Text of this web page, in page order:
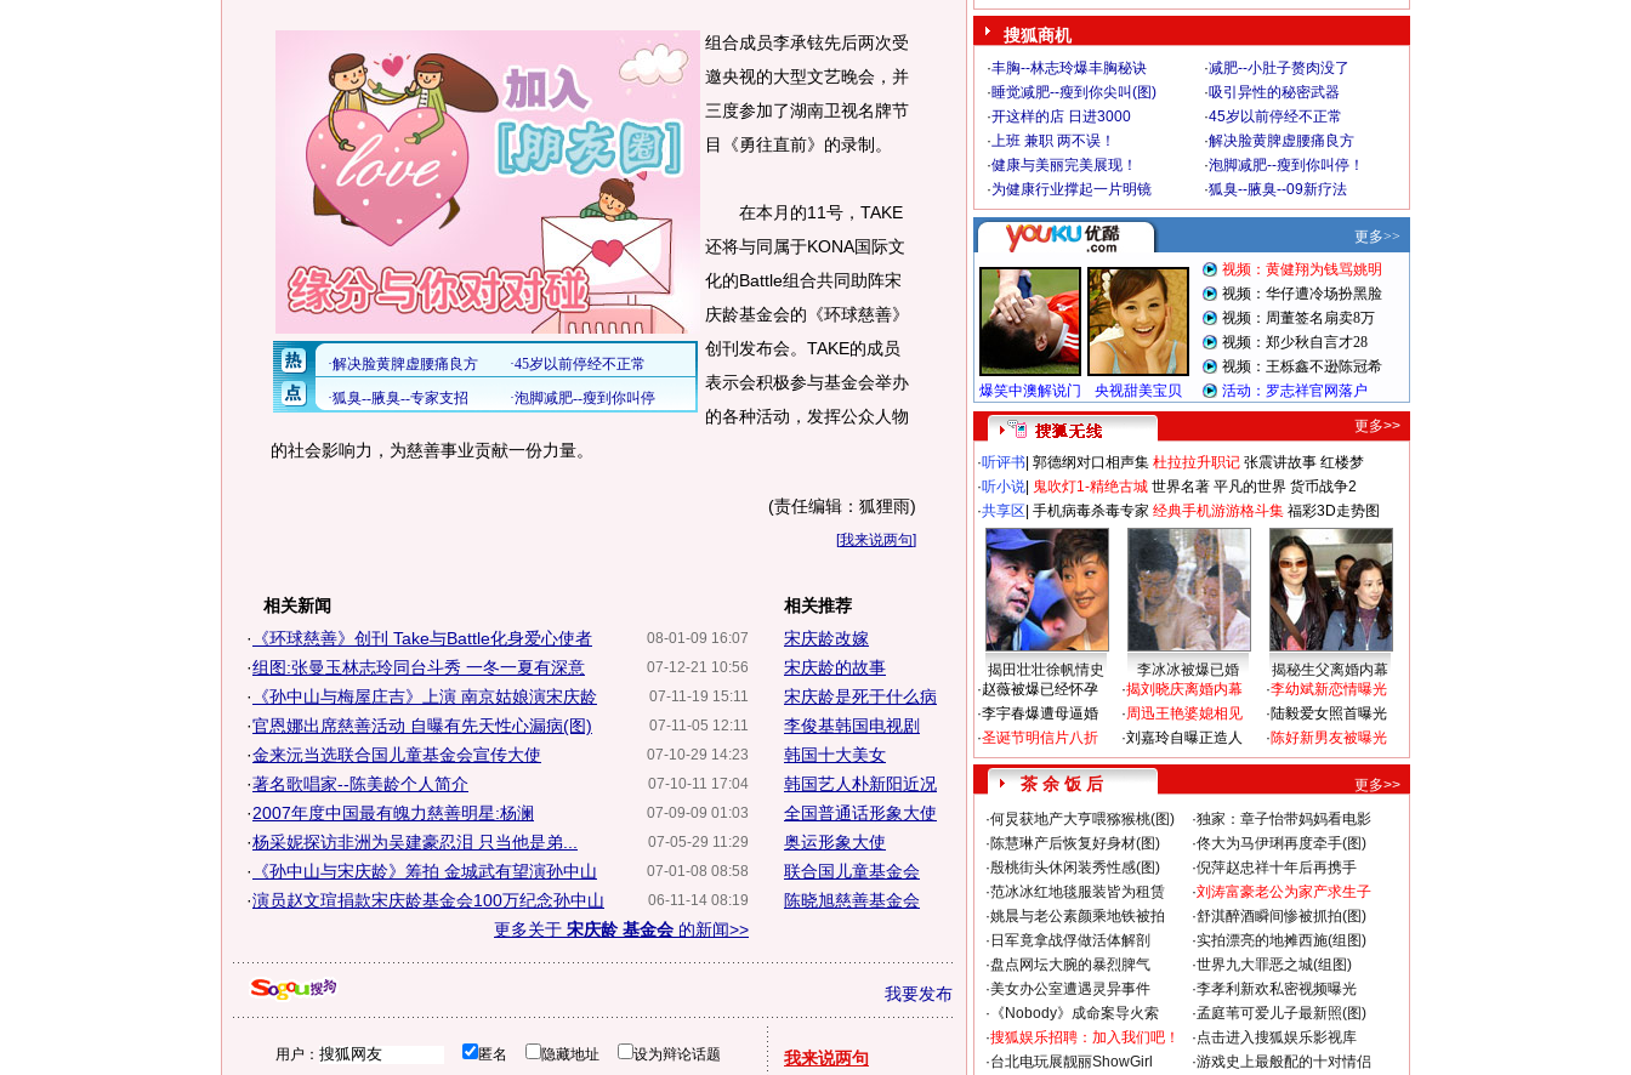
组合成员李承铉先后两次受
邀央视的大型文艺晚会，并
三度参加了湖南卫视名牌节
目《勇往直前》的录制。
在本月的11号，TAKE
还将与同属于KONA国际文
化的Battle组合共同助阵宋
庆龄基金会的《环球慈善》
创刊发布会。TAKE的成员
表示会积极参与基金会举办
的各种活动，发挥公众人物
的社会影响力，为慈善事业贡献一份力量。
(责任编辑：狐狸雨)
[我来说两句]
相关新闻
08-01-09 16:07
· 《环球慈善》创刊 Take与Battle化身爱心使者
07-12-21 10:56
·组图:张曼玉林志玲同台斗秀 一冬一夏有深意
07-11-19 15:11
· 《孙中山与梅屋庄吉》上演 南京姑娘演宋庆龄
07-11-05 12:11
·官恩娜出席慈善活动 自曝有先天性心漏病(图)
07-10-29 14:23
·金来沅当选联合国儿童基金会宣传大使
07-10-11 17:04
·著名歌唱家--陈美龄个人简介
07-09-09 01:03
·2007年度中国最有魄力慈善明星:杨澜
07-05-29 11:29
·杨采妮探访非洲为吴建豪忍泪 只当他是弟...
07-01-08 08:58
· 《孙中山与宋庆龄》筹拍 金城武有望演孙中山
06-11-14 08:19
·演员赵文瑄捐款宋庆龄基金会100万纪念孙中山
更多关于 宋庆龄 基金会 的新闻>>
相关推荐
宋庆龄改嫁
宋庆龄的故事
宋庆龄是死于什么病
李俊基韩国电视剧
韩国十大美女
韩国艺人朴新阳近况
全国普通话形象大使
奥运形象大使
联合国儿童基金会
陈晓旭慈善基金会
我要发布
用户： 匿名 隐藏地址 设为辩论话题 我来说两句
搜狐商机
·丰胸--林志玲爆丰胸秘诀 ·减肥--小肚子赘肉没了
·睡觉减肥--瘦到你尖叫(图) ·吸引异性的秘密武器
·开这样的店 日进3000 ·45岁以前停经不正常
·上班 兼职 两不误！ ·解决脸黄脾虚腰痛良方
·健康与美丽完美展现！ ·泡脚减肥--瘦到你叫停！
·为健康行业撑起一片明镜 ·狐臭--腋臭--09新疗法
更多>>
·听评书 郭德纲对口相声集 杜拉拉升职记 张震讲故事 红楼梦
·听小说 鬼吹灯1-精绝古城 世界名著 平凡的世界 货币战争2
·共享区 手机病毒杀毒专家 经典手机游游格斗集 福彩3D走势图
揭田壮壮徐帆情史 李冰冰被爆已婚
揭秘生父离婚内幕
·赵薇被爆已经怀孕
·李宇春爆遭母逼婚
·圣诞节明信片八折
·揭刘晓庆离婚内幕
·周迅王艳婆媳相见
·刘嘉玲自曝正造人
·李幼斌新恋情曝光
·陆毅爱女照首曝光
·陈好新男友被曝光
茶 余 饭 后
更多>>
·何炅获地产大亨喂猕猴桃(图) ·独家：章子怡带妈妈看电影
·陈慧琳产后恢复好身材(图) ·佟大为马伊琍再度牵手(图)
·殷桃街头休闲装秀性感(图) ·倪萍赵忠祥十年后再携手
·范冰冰红地毯服装皆为租赁 ·刘涛富豪老公为家产求生子
·姚晨与老公素颜乘地铁被拍 ·舒淇醉酒瞬间惨被抓拍(图)
· 日军竟拿战俘做活体解剖 ·实拍漂亮的地摊西施(组图)
·盘点网坛大腕的暴烈脾气 ·世界九大罪恶之城(组图)
·美女办公室遭遇灵异事件 ·李孝利新欢私密视频曝光
· 《Nobody》成命案导火索 ·孟庭苇可爱儿子最新照(图)
·搜狐娱乐招聘：加入我们吧！ ·点击进入搜狐娱乐影视库
·台北电玩展靓丽ShowGirl ·游戏史上最般配的十对情侣